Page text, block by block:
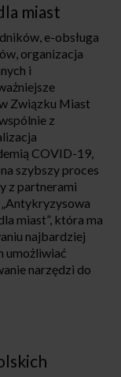
miast
e-obsługa
organizacja
i
Związku Miast
z
COVID-19,
szybszy proces
z partnerami
miast”, która ma
najbardziej
umożliwiać
narzędzi do